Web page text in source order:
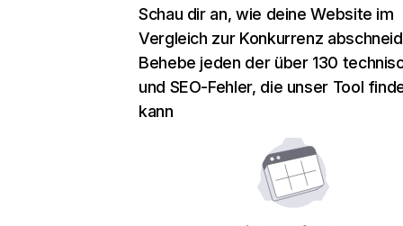
Schau dir an, wie deine Website im
Vergleich zur Konkurrenz
Behebe jeden der über 130
und SEO-Fehler, die unser Tool
kann